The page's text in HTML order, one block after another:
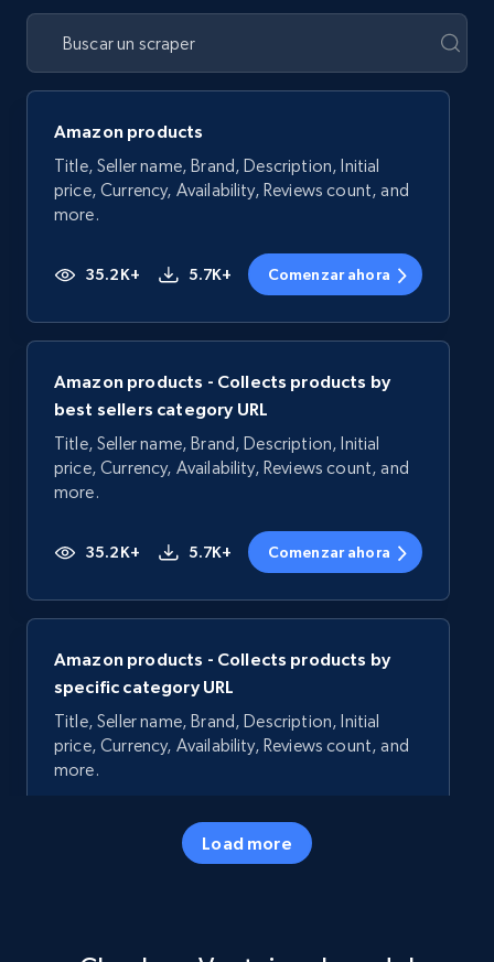
Amazon products
Title, Seller name, Brand, Description, Initial
price, Currency, Availability, Reviews count, and
more.
35.2K+ 5.7K+ Comenzar ahora
Amazon products - Collects products by
best sellers category URL
Title, Seller name, Brand, Description, Initial
price, Currency, Availability, Reviews count, and
more.
35.2K+ 5.7K+ Comenzar ahora
Amazon products - Collects products by
specific category URL
Title, Seller name, Brand, Description, Initial
price, Currency, Availability, Reviews count, and
more.
5.7K+ Comenzar ahora
Load more